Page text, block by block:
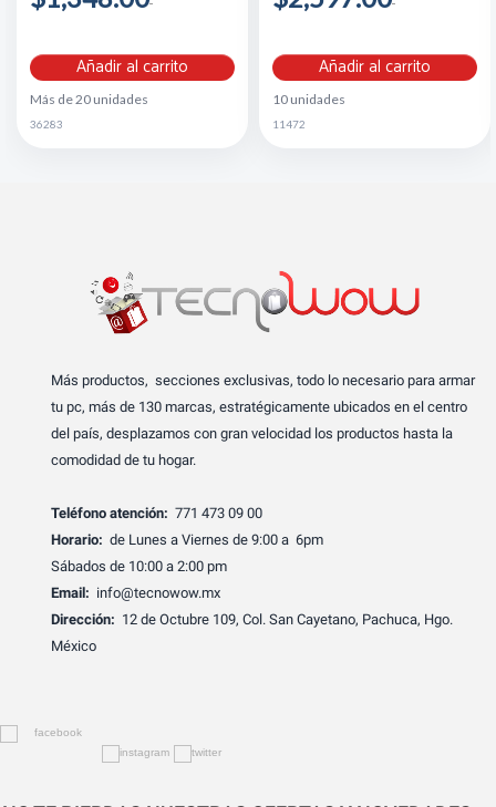
Añadir al carrito
Más de 20 unidades
36283
Añadir al carrito
10 unidades
11472
Más productos, secciones exclusivas, todo lo necesario para armar
tu pc, más de 130 marcas, estratégicamente ubicados en el centro
del país, desplazamos con gran velocidad los productos hasta la
comodidad de tu hogar.
Teléfono atención: 771 473 09 00
Horario: de Lunes a Viernes de 9:00 a 6pm
Sábados de 10:00 a 2:00 pm
Email: info@tecnowow.mx
Dirección: 12 de Octubre 109, Col. San Cayetano, Pachuca, Hgo.
México